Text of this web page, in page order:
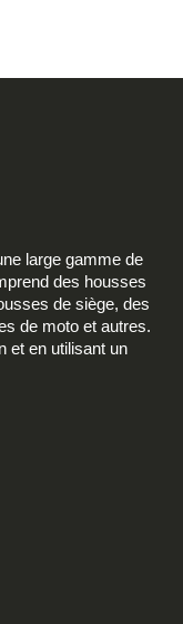
large gamme de
des housses
de siège, des
de moto et autres.
et en utilisant un